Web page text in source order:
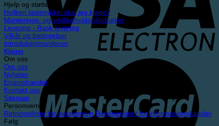
Hjelp og støtte
Hvilken lastesykkel skal jeg kjøpe?
Monterings- og vedlikeholdshåndbøker
Levering - Rask levering
Vilkår og betingelser
Introduksjonsvideoer
Klager
Om oss
Om oss
Nyheter
Engroshandel
Kontakt oss
Sitemap
Personvern
Retningslinjer for personvern Retningslinjer for informasjonskapsler
Følg